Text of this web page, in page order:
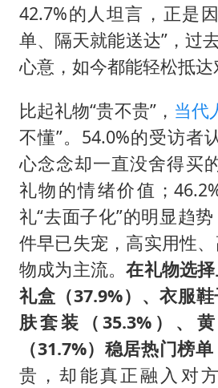
42.7%的人坦言，正是
单、隔天就能送达”，过
心意，如今都能轻松抵达
比起礼物“贵不贵”， 当代
不懂”。54.0%的受访者
心念念却一直没舍得买
礼物的情绪价值；
礼“去面子化”的明显趋
件早已失宠，高实用性
物成为主流。在礼物选
礼盒（37.9%）、衣服
肤套装（35.3%）、
（31.7%）稳居热门榜单
贵，却能真正融入对